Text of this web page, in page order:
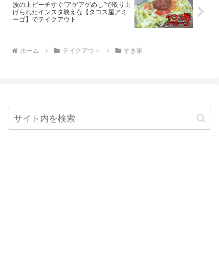
波の上ビーチすぐ”アゲアゲめし”で取り上
げられたインスタ映えな【タコス屋アミ
ーゴ】でテイクアウト
ホーム テイクアウト すき家